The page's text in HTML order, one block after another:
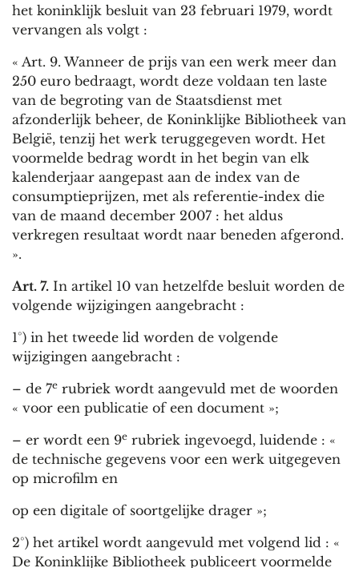
het koninklijk besluit van 23 februari 1979, wordt
vervangen als volgt :
« Art. 9. Wanneer de prijs van een werk meer dan
250 euro bedraagt, wordt deze voldaan ten laste
van de begroting van de Staatsdienst met
afzonderlijk beheer, de Koninklijke Bibliotheek van
België, tenzij het werk teruggegeven wordt. Het
voormelde bedrag wordt in het begin van elk
kalenderjaar aangepast aan de index van de
consumptieprijzen, met als referentie-index die
van de maand december 2007 : het aldus
verkregen resultaat wordt naar beneden afgerond.
».
Art. 7. In artikel 10 van hetzelfde besluit worden de
volgende wijzigingen aangebracht :
1°) in het tweede lid worden de volgende
wijzigingen aangebracht :
– de 7e rubriek wordt aangevuld met de woorden
« voor een publicatie of een document »;
– er wordt een 9e rubriek ingevoegd, luidende : «
de technische gegevens voor een werk uitgegeven
op microfilm en
op een digitale of soortgelijke drager »;
2°) het artikel wordt aangevuld met volgend lid : «
De Koninklijke Bibliotheek publiceert voormelde